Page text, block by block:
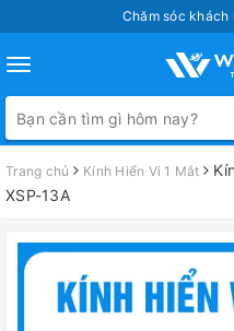
Chăm sóc
Toggle
navigation
Trang chủ Kính Hiển Vi 1 Mắt
XSP-13A